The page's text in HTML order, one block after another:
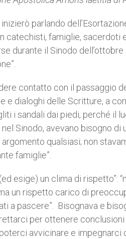
inizierò parlando
catechisti, famiglie, sacerdoti
durante il Sinodo
contatto con il passaggio
e dialoghi delle Scritture, a
i sandali dai piedi, perché il
Sinodo, avevano bisogno di
argomento qualsiasi; non
famiglie”.
esige) un clima di
un rispetto carico di
a pascere”. Bisognava e
per ottenere
avvicinare e impegnarci